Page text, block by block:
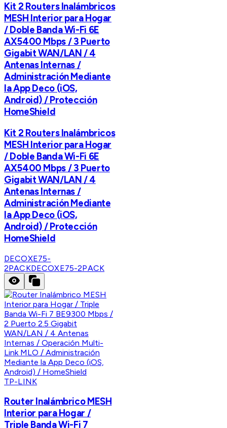
Kit 2 Routers Inalámbricos
MESH Interior para Hogar
/ Doble Banda Wi-Fi 6E
AX5400 Mbps / 3 Puerto
Gigabit WAN/LAN / 4
Antenas Internas /
Administración Mediante
la App Deco (iOS,
Android) / Protección
HomeShield
Kit 2 Routers Inalámbricos
MESH Interior para Hogar
/ Doble Banda Wi-Fi 6E
AX5400 Mbps / 3 Puerto
Gigabit WAN/LAN / 4
Antenas Internas /
Administración Mediante
la App Deco (iOS,
Android) / Protección
HomeShield
DECOXE75-
2PACKDECOXE75-2PACK
TP-LINK
Router Inalámbrico MESH
Interior para Hogar /
Triple Banda Wi-Fi 7